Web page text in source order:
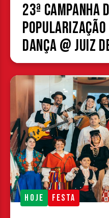
23ª Campanha
Dança @ Juiz
HOJE FESTA